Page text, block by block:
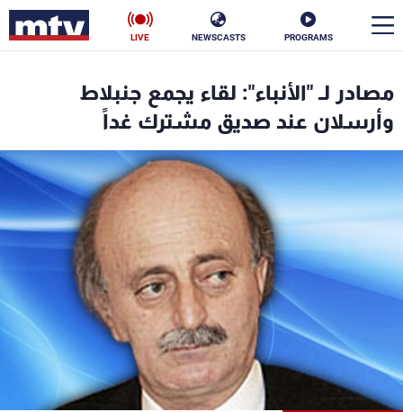
PROGRAMS
NEWSCASTS
LIVE
مصادر لـ "الأنباء": لقاء يجمع جنبلاط
وأرسلان عند صديق مشترك غداً
الأخبار
ناس
إقتصاد
منوعات رياضة
كأس العالم
البرامج
جدول البرامج